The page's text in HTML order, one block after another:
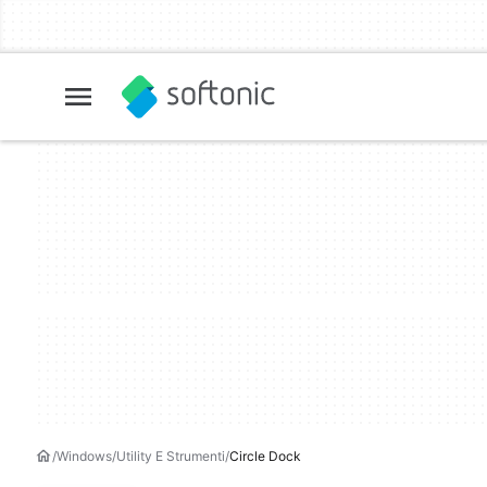
Windows Utility E Strumenti Circle Dock